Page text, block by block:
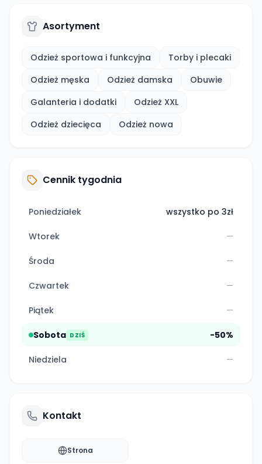
Asortyment
Odzież sportowa i funkcyjna
Torby i plecaki
Odzież męska
Odzież damska
Obuwie
Galanteria i dodatki
Odzież XXL
Odzież dziecięca
Odzież nowa
Cennik tygodnia
Poniedziałek wszystko po 3zł
Wtorek —
Środa —
Czwartek —
Piątek —
Sobota DZIŚ -50%
Niedziela —
Kontakt
Strona